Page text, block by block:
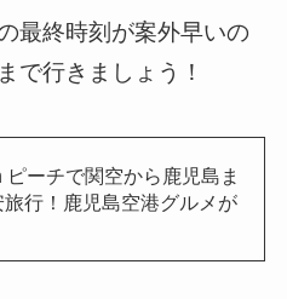
最終時刻が案外早いの
で行きましょう！
ピーチで関空から鹿児島ま
旅行！鹿児島空港グルメが